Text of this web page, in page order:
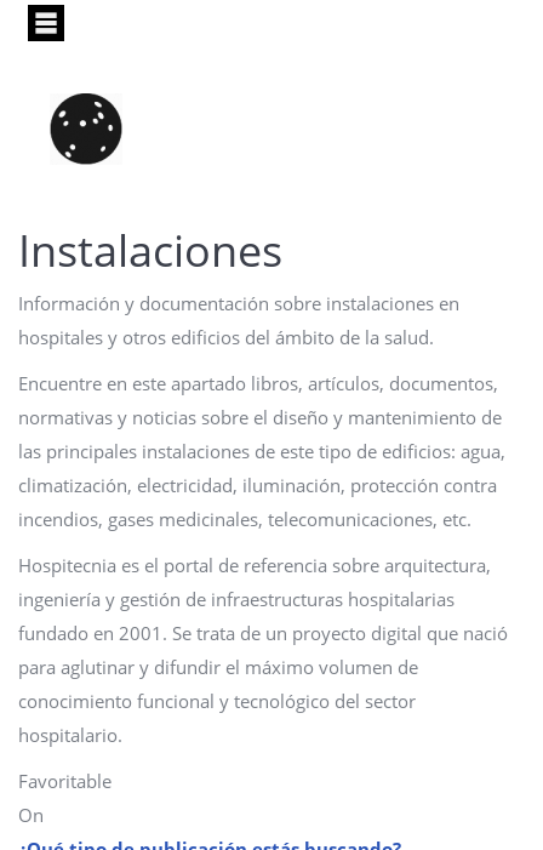
Pasar
principal
Instalaciones
Información y documentación sobre instalaciones en
hospitales y otros edificios del ámbito de la salud.
Encuentre en este apartado libros, artículos, documentos,
normativas y noticias sobre el diseño y mantenimiento de
las principales instalaciones de este tipo de edificios: agua,
climatización, electricidad, iluminación, protección contra
incendios, gases medicinales, telecomunicaciones, etc.
Hospitecnia es el portal de referencia sobre arquitectura,
ingeniería y gestión de infraestructuras hospitalarias
fundado en 2001. Se trata de un proyecto digital que nació
para aglutinar y difundir el máximo volumen de
conocimiento funcional y tecnológico del sector
hospitalario.
Favoritable
On